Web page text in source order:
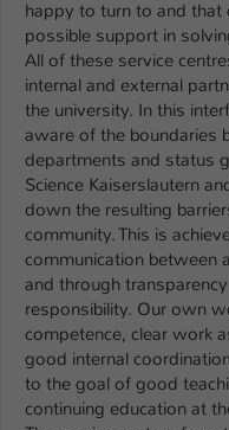
happy to turn to and that
possible support in
All of these service
internal and external
the university. In this
aware of the boundaries
departments and status
Science Kaiserslautern
down the resulting
community. This is
communication between
and through
responsibility. Our own
competence, clear work
good internal
to the goal of good
continuing education at